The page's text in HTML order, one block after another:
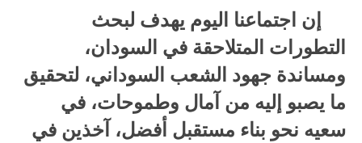
إن اجتماعنا اليوم يهدف لبحث
التطورات المتلاحقة في السودان،
ومساندة جهود الشعب السوداني، لتحقيق
ما يصبو إليه من آمال وطموحات، في
سعيه نحو بناء مستقبل أفضل، آخذين في